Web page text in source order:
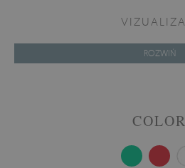
ROZWIŃ
COLOR